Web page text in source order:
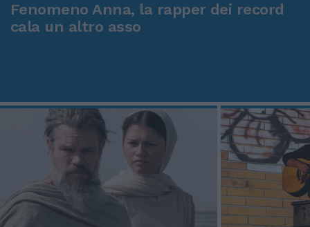
Fenomeno Anna, la rapper dei record
cala un altro asso